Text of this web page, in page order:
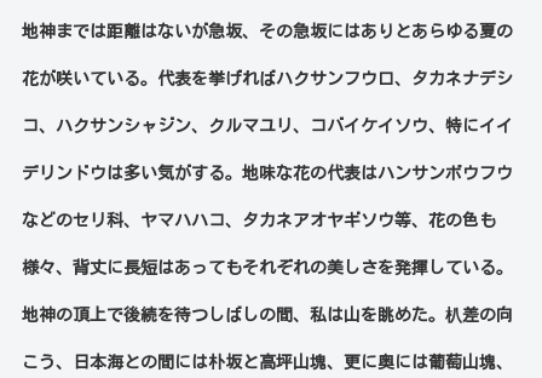
地神までは距離はないが急坂、その急坂にはありとあらゆる夏の
花が咲いている。代表を挙げればハクサンフウロ、タカネナデシ
コ、ハクサンシャジン、クルマユリ、コバイケイソウ、特にイイ
デリンドウは多い気がする。地味な花の代表はハンサンボウフウ
などのセリ科、ヤマハハコ、タカネアオヤギソウ等、花の色も
様々、背丈に長短はあってもそれぞれの美しさを発揮している。
地神の頂上で後続を待つしばしの間、私は山を眺めた。朳差の向
こう、日本海との間には朴坂と高坪山塊、更に奥には葡萄山塊、